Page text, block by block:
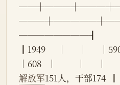
────────┨
┃1949      │      │
│608   │          │      │
解放军151人，干部174  ┃